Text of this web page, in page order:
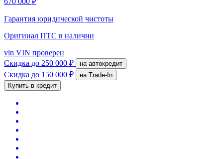
Гарантия юридической чистоты
Оригинал ПТС в наличии
vin VIN проверен
Скидка до 250 000 ₽ на автокредит
Скидка до 150 000 ₽
на Trade-In
Купить в кредит